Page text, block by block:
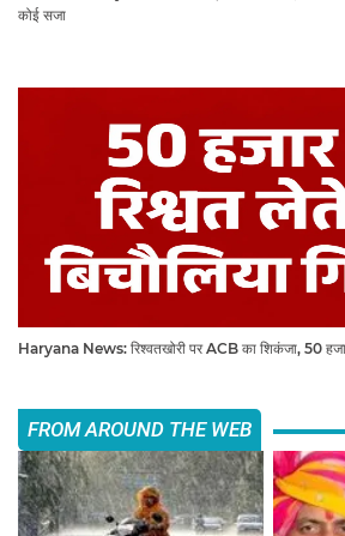
कोई सजा
Haryana News: रिश्वतखोरी पर ACB का शिकंजा, 50 हजार
FROM AROUND THE WEB